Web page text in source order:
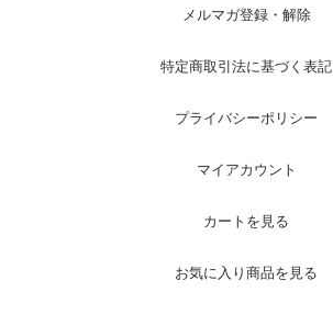
メルマガ登録・解除
特定商取引法に基づく表記
プライバシーポリシー
マイアカウント
カートを見る
お気に入り商品を見る